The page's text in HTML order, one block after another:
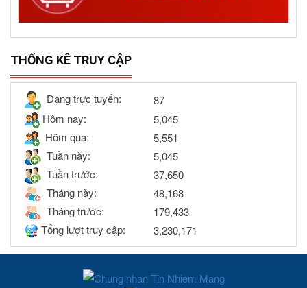
THỐNG KÊ TRUY CẬP
Đang trực tuyến:
87
Hôm nay:
5,045
Hôm qua:
5,551
Tuần này:
5,045
Tuần trước:
37,650
Tháng này:
48,168
Tháng trước:
179,433
Tổng lượt truy cập:
3,230,171